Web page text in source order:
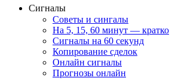
Сигналы
Советы и сингалы
На 5, 15, 60 минут — кратко
Сигналы на 60 секунд
Копирование сделок
Онлайн сигналы
Прогнозы онлайн